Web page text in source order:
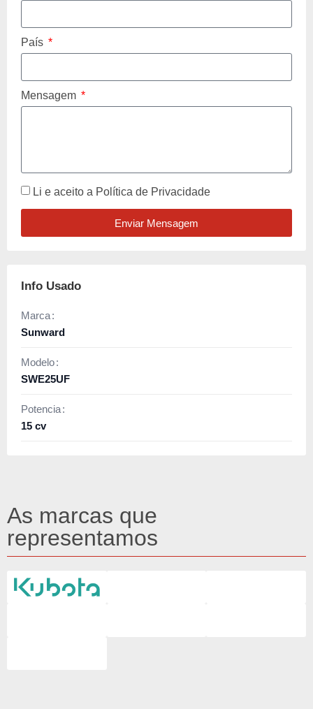
País
Mensagem
Li e aceito a Política de Privacidade
Enviar Mensagem
Info Usado
Marca
Sunward
Modelo
SWE25UF
Potencia
15 cv
As marcas que
representamos